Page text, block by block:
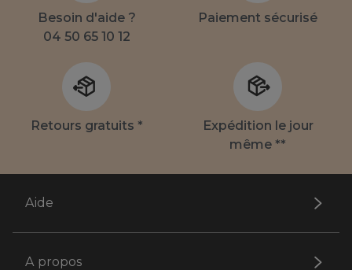
Besoin d'aide ?
04 50 65 10 12
Paiement sécurisé
Retours gratuits *
Expédition le jour
même **
Aide
A propos